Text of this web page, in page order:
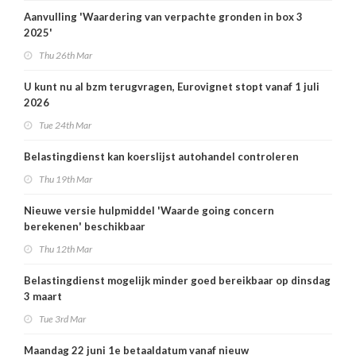
Aanvulling 'Waardering van verpachte gronden in box 3
2025'
Thu 26th Mar
U kunt nu al bzm terugvragen, Eurovignet stopt vanaf 1 juli
2026
Tue 24th Mar
Belastingdienst kan koerslijst autohandel controleren
Thu 19th Mar
Nieuwe versie hulpmiddel 'Waarde going concern
berekenen' beschikbaar
Thu 12th Mar
Belastingdienst mogelijk minder goed bereikbaar op dinsdag
3 maart
Tue 3rd Mar
Maandag 22 juni 1e betaaldatum vanaf nieuw